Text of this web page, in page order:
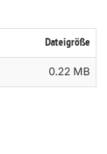
Dateigröße
0.22 MB